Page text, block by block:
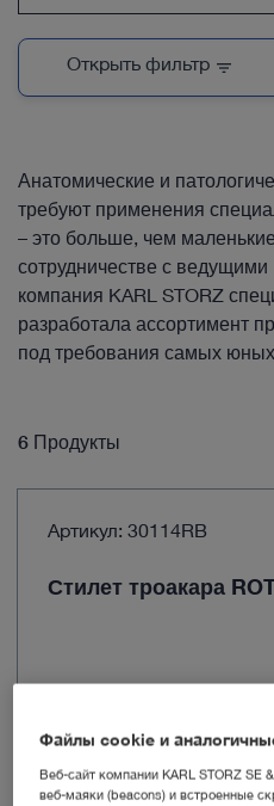
Анатомические и
требуют применения
– это больше, чем
сотрудничестве с
компания KARL STORZ
разработала ассортимент
под требования самых
6 Продукты
Артикул: 30114RB
Стилет троакара
Открыть фильтр filter_list
Файлы cookie и
Веб-сайт компании KARL STORZ SE
веб-маяки (beacons) и встроенные